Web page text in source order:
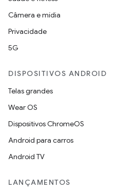
Câmera e mídia
Privacidade
5G
DISPOSITIVOS ANDROID
Telas grandes
Wear OS
Dispositivos ChromeOS
Android para carros
Android TV
LANÇAMENTOS